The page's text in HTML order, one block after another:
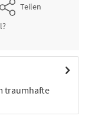
Teilen
traumhafte